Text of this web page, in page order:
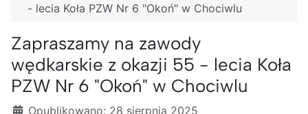
- lecia Koła PZW Nr 6 "Okoń" w Chociwlu
Zapraszamy na zawody
wędkarskie z okazji 55 - lecia Koła
PZW Nr 6 "Okoń" w Chociwlu
Szczegóły
Opublikowano: 28 sierpnia 2025